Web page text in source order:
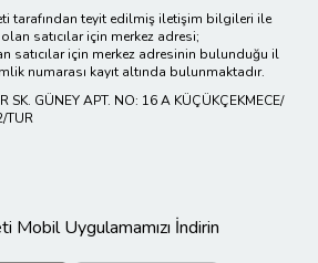
tarafından teyit edilmiş iletişim bilgileri ile
satıcılar için merkez adresi;
satıcılar için merkez adresinin bulunduğu il
numarası kayıt altında bulunmaktadır.
SK. GÜNEY APT. NO: 16 A KÜÇÜKÇEKMECE/
TUR
Mobil Uygulamamızı İndirin